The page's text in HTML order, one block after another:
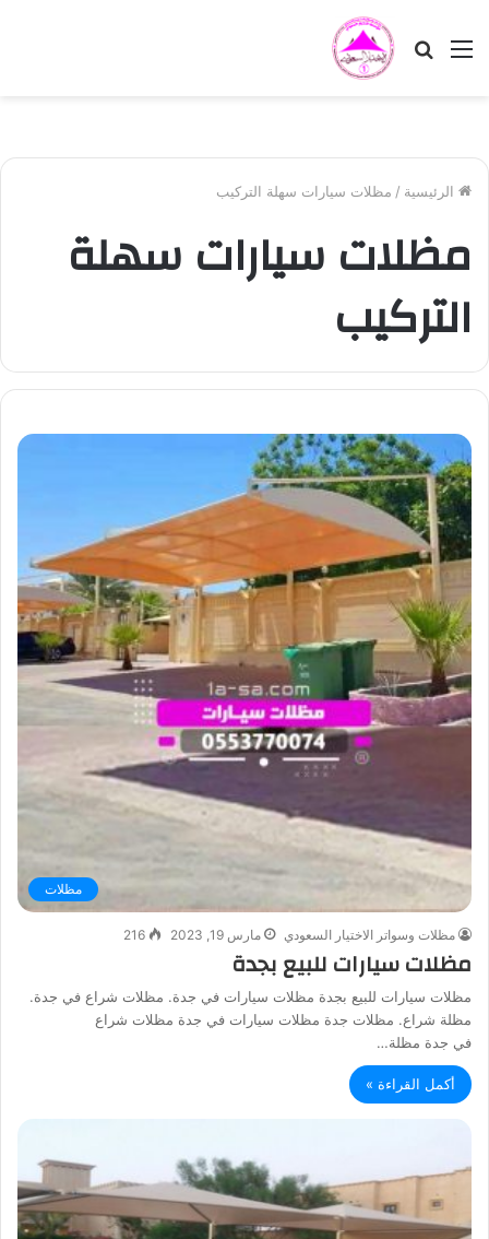
القائمة بحث
الرئيسية / مظلات سيارات سهلة التركيب
مظلات سيارات سهلة
التركيب
مظلات
مظلات وسواتر الاختيار السعودي مارس 19, 2023 216
مظلات سيارات للبيع بجدة
مظلات سيارات للبيع بجدة مظلات سيارات في جدة. مظلات شراع في جدة.
مظلة شراع. مظلات جدة مظلات سيارات في جدة مظلات شراع
في جدة مظلة…
أكمل القراءة »